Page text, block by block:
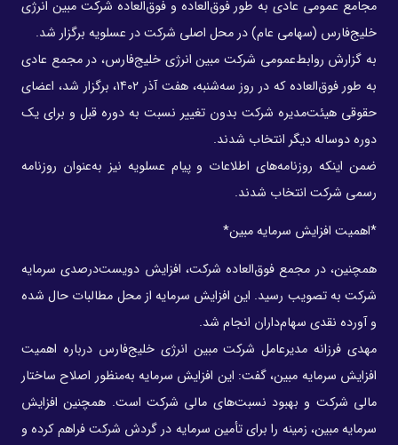
مجامع عمومی عادی به طور فوق‌العاده و فوق‌العاده شرکت مبین انرژی
خلیج‌فارس (سهامی عام) در محل اصلی شرکت در عسلویه برگزار شد.
به گزارش روابط‌عمومی شرکت مبین انرژی خلیج‌فارس، در مجمع عادی
به طور فوق‌العاده که در روز سه‌شنبه، هفت آذر ۱۴۰۲، برگزار شد، اعضای
حقوقی هیئت‌مدیره شرکت بدون تغییر نسبت به دوره قبل و برای یک
دوره دو‌ساله دیگر انتخاب شدند.
ضمن اینکه روزنامه‌های اطلاعات و پیام عسلویه نیز به‌عنوان روزنامه
رسمی شرکت انتخاب شدند.
*اهمیت افزایش سرمایه مبین*
همچنین، در مجمع فوق‌العاده شرکت، افزایش دویست‌درصدی سرمایه
شرکت به تصویب رسید. این افزایش سرمایه از محل مطالبات حال شده
و آورده نقدی سهام‌داران انجام شد.
مهدی فرزانه مدیرعامل شرکت مبین انرژی خلیج‌فارس درباره اهمیت
افزایش سرمایه مبین، گفت: این افزایش سرمایه به‌منظور اصلاح ساختار
مالی شرکت و بهبود نسبت‌های مالی شرکت است. همچنین افزایش
سرمایه مبین، زمینه را برای تأمین سرمایه در گردش شرکت فراهم کرده و